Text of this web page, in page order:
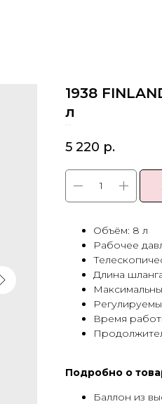
1938
л
5 220 р.
Объём: 8 л
Рабочее
Длина
Время
Подробно о
Баллон из